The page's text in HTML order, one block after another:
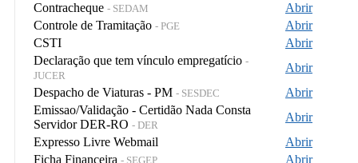
Contracheque - SEDAM
Abrir
Controle de Tramitação - PGE
Abrir
CSTI
Abrir
Declaração que tem vínculo empregatício -
JUCER
Abrir
Despacho de Viaturas - PM - SESDEC
Abrir
Emissao/Validação - Certidão Nada Consta
Servidor DER-RO - DER
Abrir
Expresso Livre Webmail
Abrir
Ficha Financeira - SEGEP
Abrir